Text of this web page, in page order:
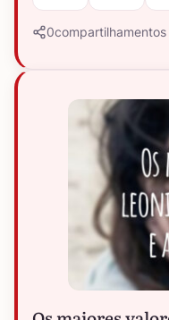
0compartilhamentos